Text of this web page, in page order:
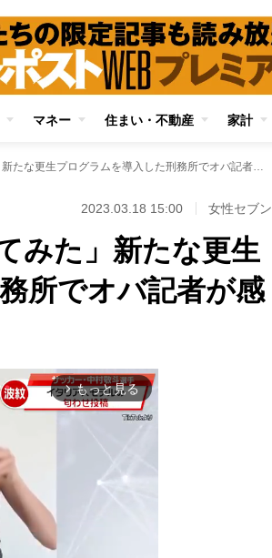
マネー 住まい・不動産 家計
「雑居房、独居房に座ってみた」新たな更生プログラムを導入した刑務所でオバ記者が感じたこと
2023.03.18 15:00 女性セブン
みた」新たな更生
所でオバ記者が感
arrow_forward_ios もっと見る